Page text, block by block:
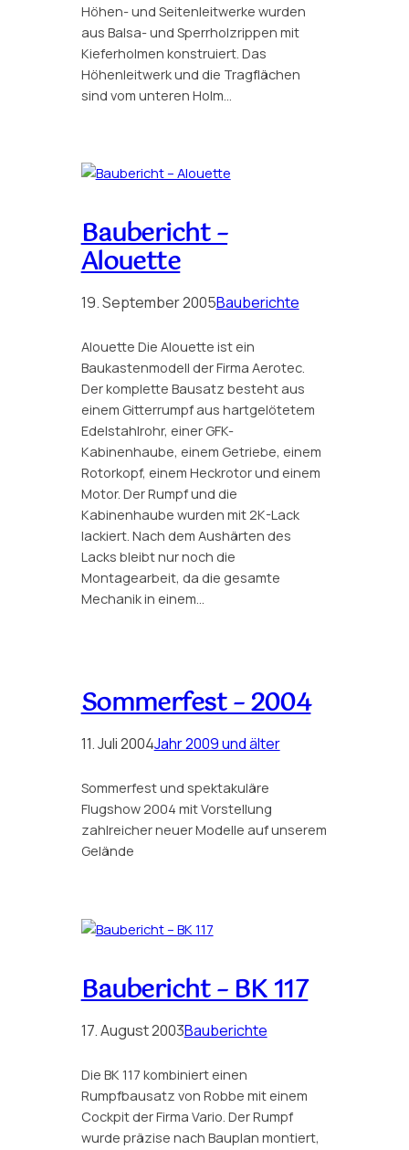
Höhen- und Seitenleitwerke wurden
aus Balsa- und Sperrholzrippen mit
Kieferholmen konstruiert. Das
Höhenleitwerk und die Tragflächen
sind vom unteren Holm…
Baubericht –
Alouette
19. September 2005Bauberichte
Alouette Die Alouette ist ein
Baukastenmodell der Firma Aerotec.
Der komplette Bausatz besteht aus
einem Gitterrumpf aus hartgelötetem
Edelstahlrohr, einer GFK-
Kabinenhaube, einem Getriebe, einem
Rotorkopf, einem Heckrotor und einem
Motor. Der Rumpf und die
Kabinenhaube wurden mit 2K-Lack
lackiert. Nach dem Aushärten des
Lacks bleibt nur noch die
Montagearbeit, da die gesamte
Mechanik in einem…
Sommerfest – 2004
11. Juli 2004Jahr 2009 und älter
Sommerfest und spektakuläre
Flugshow 2004 mit Vorstellung
zahlreicher neuer Modelle auf unserem
Gelände
Baubericht – BK 117
17. August 2003Bauberichte
Die BK 117 kombiniert einen
Rumpfbausatz von Robbe mit einem
Cockpit der Firma Vario. Der Rumpf
wurde präzise nach Bauplan montiert,